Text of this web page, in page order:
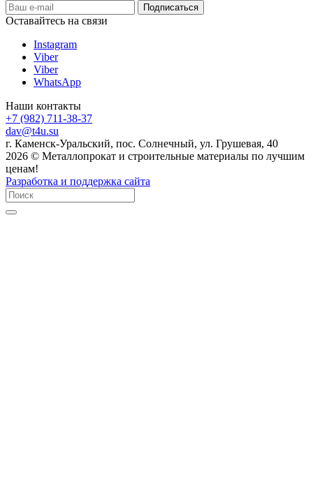
Оставайтесь на связи
Instagram
Viber
Viber
WhatsApp
Наши контакты
+7 (982) 711-38-37
dav@t4u.su
г. Каменск-Уральский, пос. Солнечный, ул. Грушевая, 40
2026 © Металлопрокат и строительные материалы по лучшим
ценам!
Разработка и поддержка сайта